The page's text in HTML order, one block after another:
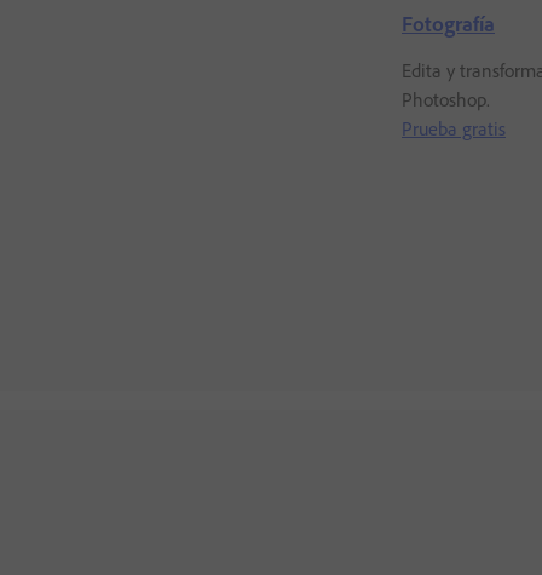
Fotografía
Edita y
Photoshop.
Prueba gratis